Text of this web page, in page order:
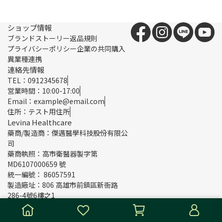
ショップ情報
ブランドストーリー返品規則
プライバシーポリシー企業の共同購入
異業種連携
連絡先情報
TEL：0912345678
営業時間：10:00-17:00
Email：example@email.com
住所：テスト用住所
Levina Healthcare
藥商/製造商：傑邁醫學科技股份有限公
司
藥商執照：高市衛醫器製字第
MD6107000659 號
統一編號： 86057591
製造廠址：806 高雄市前鎮區新衙路
286-4號6樓之1
Copyright ©
Levina Healthcare All Rights Reserved.
Designed
CYBERBIZ